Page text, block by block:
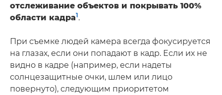
отслеживание объектов и покрывать 100%
области кадра1.
При съемке людей камера всегда фокусируется
на глазах, если они попадают в кадр. Если их не
видно в кадре (например, если надеты
солнцезащитные очки, шлем или лицо
повернуто), следующим приоритетом